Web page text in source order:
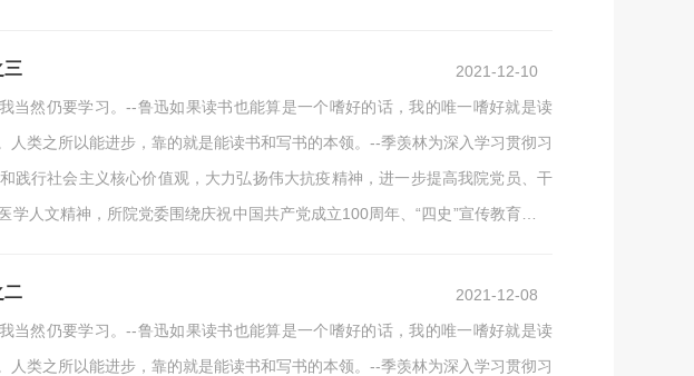
三
2021-12-10
当然仍要学习。--鲁迅如果读书也能算是一个嗜好的话，我的唯一嗜好就是读
类之所以能进步，靠的就是能读书和写书的本领。--季羡林为深入学习贯彻习
践行社会主义核心价值观，大力弘扬伟大抗疫精神，进一步提高我院党员、干
人文精神，所院党委围绕庆祝中国共产党成立100周年、“四史”宣传教育和北
二
2021-12-08
当然仍要学习。--鲁迅如果读书也能算是一个嗜好的话，我的唯一嗜好就是读
类之所以能进步，靠的就是能读书和写书的本领。--季羡林为深入学习贯彻习